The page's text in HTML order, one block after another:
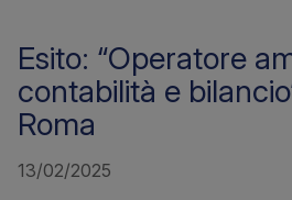
Esito: “Operatore
contabilità e
Roma
13/02/2025